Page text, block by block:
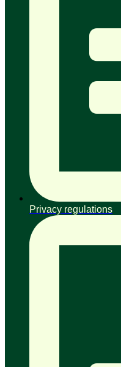
Privacy regulations